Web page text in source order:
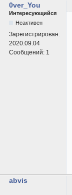
0ver_You
Интересующийся
Неактивен
Зарегистрирован:
2020.09.04
Сообщений: 1
abvis